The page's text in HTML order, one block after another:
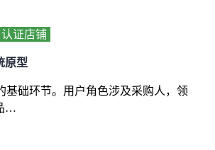
认证店铺
原型
基础环节。用户角色涉及采购人，领
…